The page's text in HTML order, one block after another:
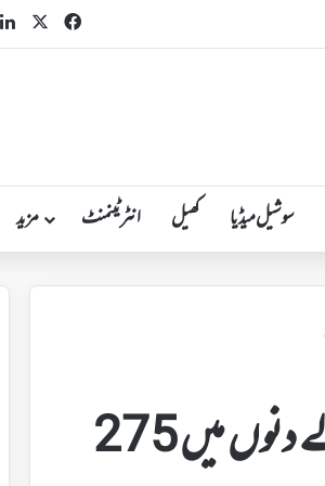
Facebook
سوشیل میڈیا کھیل انٹرٹینمنٹ مزید
حیدرآباد کے آئی ٹی کوریڈور میں آنے والے دنوں میں 275